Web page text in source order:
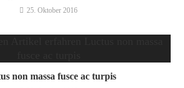
25. Oktober 2016
non massa fusce ac turpis